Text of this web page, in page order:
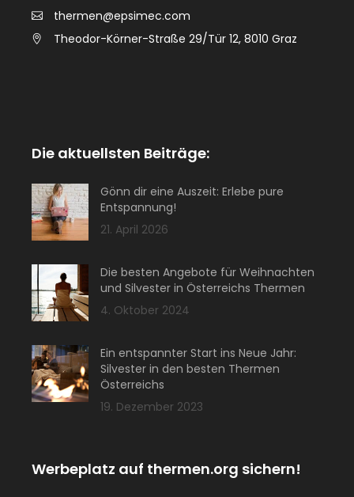
thermen@epsimec.com
Theodor-Körner-Straße 29/Tür 12, 8010 Graz
Die aktuellsten Beiträge:
Gönn dir eine Auszeit: Erlebe pure
Entspannung!
21. April 2026
Die besten Angebote für Weihnachten
und Silvester in Österreichs Thermen
4. Oktober 2024
Ein entspannter Start ins Neue Jahr:
Silvester in den besten Thermen
Österreichs
19. Dezember 2023
Werbeplatz auf thermen.org sichern!